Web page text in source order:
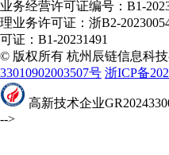
业务经营许可证编号：B1-
理业务许可证：浙B2-
可证：B1-20231491
© 版权所有 杭州辰链信息科
33010902003507号 浙ICP备
高新技术企业
-->